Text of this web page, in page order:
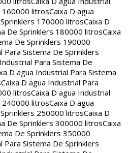
160000 litrosCaixa D agua
170000 litrosCaixa D
De Sprinklers 180000 litrosCaixa
De Sprinklers 190000
Para Sistema De Sprinklers
Para Sistema De
D agua Industrial Para Sistema
Caixa D agua Industrial Para
litrosCaixa D agua Industrial
240000 litrosCaixa D agua
250000 litrosCaixa D
De Sprinklers 300000 litrosCaixa
De Sprinklers 350000
Para Sistema De Sprinklers